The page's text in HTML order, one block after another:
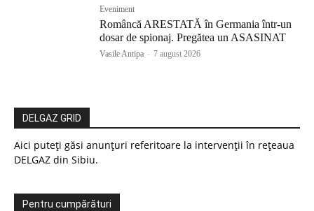
Eveniment
Româncă ARESTATĂ în Germania într-un
dosar de spionaj. Pregătea un ASASINAT
Vasile Antipa - 7 august 2026
DELGAZ GRID
Aici puteți găsi anunțuri referitoare la intervenții în rețeaua
DELGAZ din Sibiu.
Pentru cumpărături